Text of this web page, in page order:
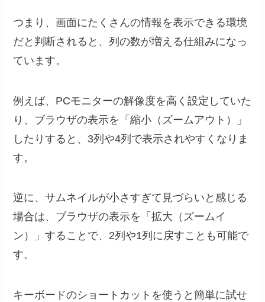
つまり、画面にたくさんの情報を表示できる環境
だと判断されると、列の数が増える仕組みになっ
ています。
例えば、PCモニターの解像度を高く設定していた
り、ブラウザの表示を「縮小（ズームアウト）」
したりすると、3列や4列で表示されやすくなりま
す。
逆に、サムネイルが小さすぎて見づらいと感じる
場合は、ブラウザの表示を「拡大（ズームイ
ン）」することで、2列や1列に戻すことも可能で
す。
キーボードのショートカットを使うと簡単に試せ